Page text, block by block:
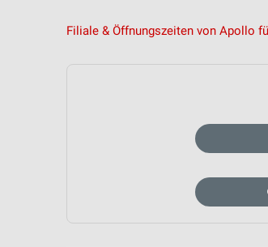
Filiale & Öffnungszeiten von Apollo